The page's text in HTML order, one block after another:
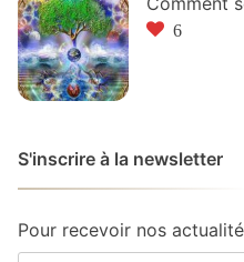
6
S'inscrire à la newsletter
Pour recevoir nos